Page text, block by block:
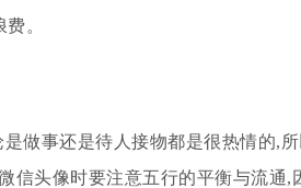
。
做事还是待人接物都是很热情的,
信头像时要注意五行的平衡与流通